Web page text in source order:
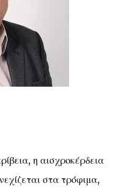
η αισχροκέρδεια
στα τρόφιμα,